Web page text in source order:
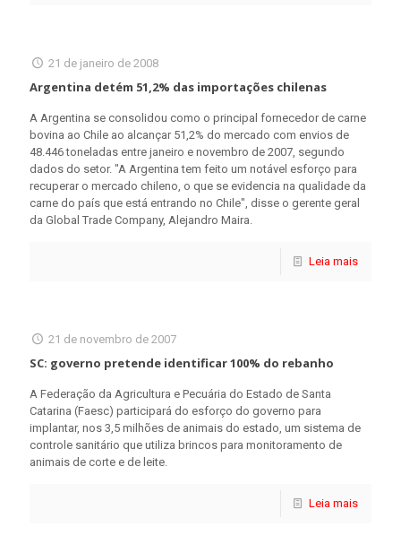
21 de janeiro de 2008
Argentina detém 51,2% das importações chilenas
A Argentina se consolidou como o principal fornecedor de carne
bovina ao Chile ao alcançar 51,2% do mercado com envios de
48.446 toneladas entre janeiro e novembro de 2007, segundo
dados do setor. "A Argentina tem feito um notável esforço para
recuperar o mercado chileno, o que se evidencia na qualidade da
carne do país que está entrando no Chile", disse o gerente geral
da Global Trade Company, Alejandro Maira.
Leia mais
21 de novembro de 2007
SC: governo pretende identificar 100% do rebanho
A Federação da Agricultura e Pecuária do Estado de Santa
Catarina (Faesc) participará do esforço do governo para
implantar, nos 3,5 milhões de animais do estado, um sistema de
controle sanitário que utiliza brincos para monitoramento de
animais de corte e de leite.
Leia mais